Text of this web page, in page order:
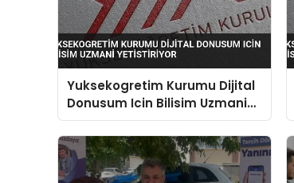
Yuksekogretim Kurumu Dijital
Donusum Icin Bilisim Uzmani
Yetistiriyor